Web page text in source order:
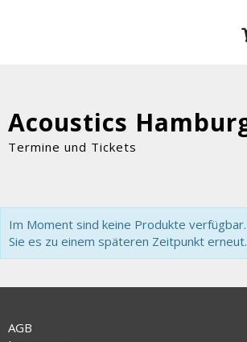
Acoustics
Termine und Tickets
Im Moment sind keine Produkte
Sie es zu einem späteren Zeitpunkt erneut.
AGB